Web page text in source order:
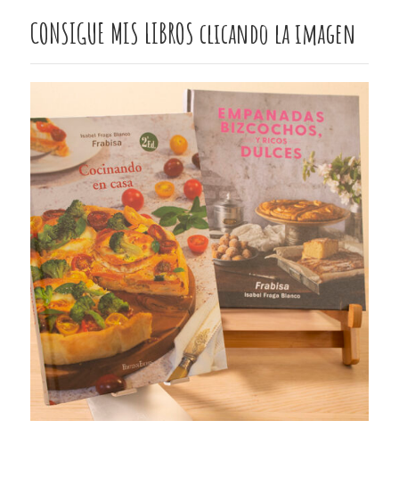
CONSIGUE MIS LIBROS clicando la imagen